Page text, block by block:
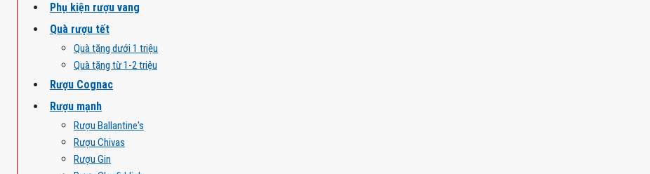
Phụ kiện rượu vang
Quà rượu tết
Quà tặng dưới 1 triệu
Quà tặng từ 1-2 triệu
Rượu Cognac
Rượu mạnh
Rượu Ballantine's
Rượu Chivas
Rượu Gin